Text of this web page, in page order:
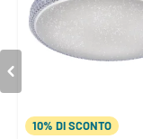
10% DI SCONTO